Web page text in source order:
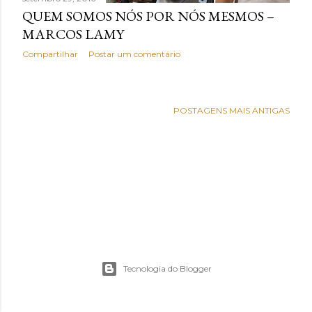
e
n
s
QUEM SOMOS NÓS POR NÓS MESMOS –
MARCOS LAMY
Compartilhar Postar um comentário
POSTAGENS MAIS ANTIGAS
Tecnologia do Blogger